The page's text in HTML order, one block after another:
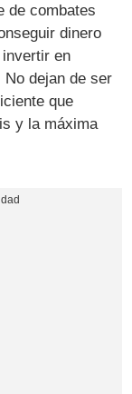
de combates
dinero
en
dejan de ser
que
y la máxima